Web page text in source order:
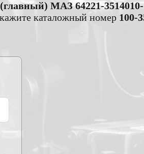
МАЗ 64221-
каталожный номер 100-